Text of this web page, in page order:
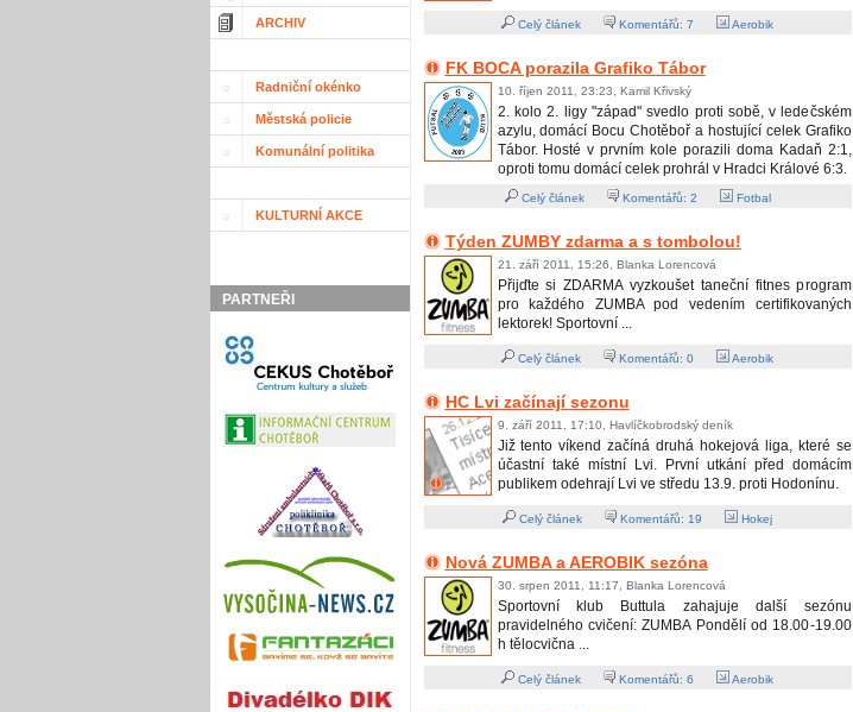
ARCHIV
Radniční okénko
Městská policie
Komunální politika
KULTURNÍ AKCE
PARTNEŘI
Celý článek Komentářů: 7 Aerobik
FK BOCA porazila Grafiko Tábor
10. říjen 2011, 23:23, Kamil Křivský
2. kolo 2. ligy "západ" svedlo proti sobě, v ledečském
azylu, domácí Bocu Chotěboř a hostující celek Grafiko
Tábor. Hosté v prvním kole porazili doma Kadaň 2:1,
oproti tomu domácí celek prohrál v Hradci Králové 6:3.
Celý článek Komentářů: 2 Fotbal
Týden ZUMBY zdarma a s tombolou!
21. září 2011, 15:26, Blanka Lorencová
Přijďte si ZDARMA vyzkoušet taneční fitnes program
pro každého ZUMBA pod vedením certifikovaných
lektorek! Sportovní ...
Celý článek Komentářů: 0 Aerobik
HC Lvi začínají sezonu
9. září 2011, 17:10, Havlíčkobrodský deník
Již tento víkend začíná druhá hokejová liga, které se
účastní také místní Lvi. První utkání před domácím
publikem odehrají Lvi ve středu 13.9. proti Hodonínu.
Celý článek Komentářů: 19 Hokej
Nová ZUMBA a AEROBIK sezóna
30. srpen 2011, 11:17, Blanka Lorencová
Sportovní klub Buttula zahajuje další sezónu
pravidelného cvičení: ZUMBA Pondělí od 18.00-19.00
h tělocvična ...
Celý článek Komentářů: 6 Aerobik